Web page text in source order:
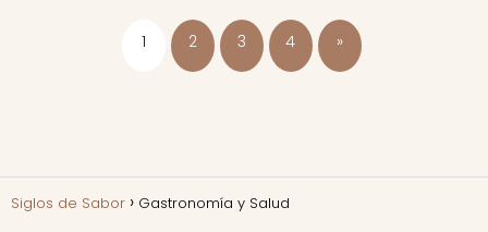
1 2 3 4 »
Siglos de Sabor Gastronomía y Salud